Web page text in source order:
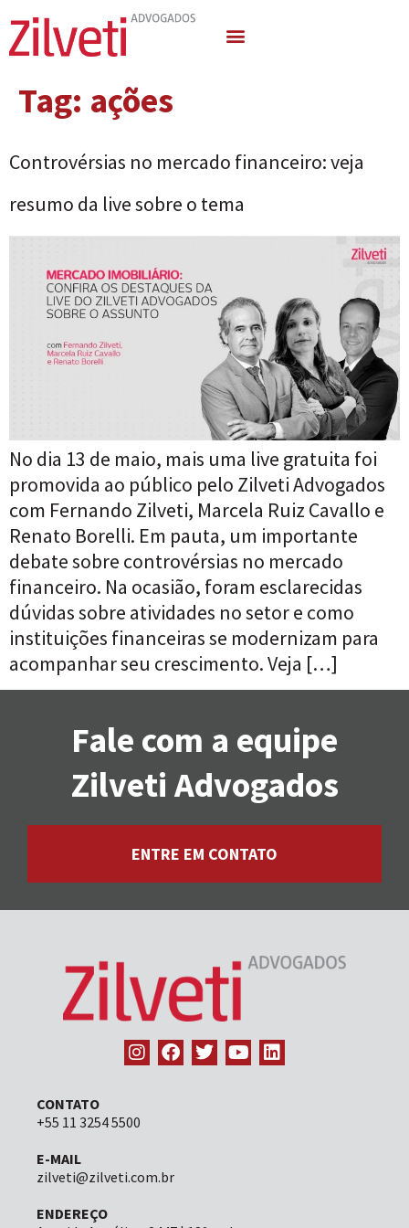
Tag: ações
Controvérsias no mercado financeiro: veja
resumo da live sobre o tema
No dia 13 de maio, mais uma live gratuita foi
promovida ao público pelo Zilveti Advogados
com Fernando Zilveti, Marcela Ruiz Cavallo e
Renato Borelli. Em pauta, um importante
debate sobre controvérsias no mercado
financeiro. Na ocasião, foram esclarecidas
dúvidas sobre atividades no setor e como
instituições financeiras se modernizam para
acompanhar seu crescimento. Veja […]
Fale com a equipe
Zilveti Advogados
ENTRE EM CONTATO
CONTATO
+55 11 3254 5500
E-MAIL
zilveti@zilveti.com.br
ENDEREÇO